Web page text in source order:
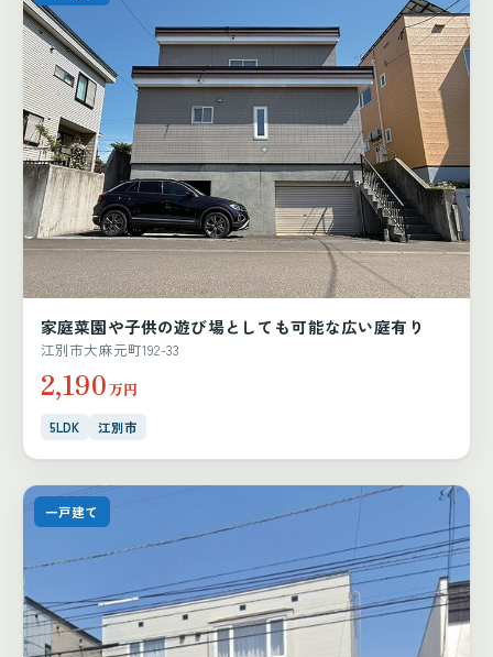
家庭菜園や子供の遊び場としても可能な広い庭有り
江別市大麻元町192-33
2,190万円
5LDK 江別市
一戸建て